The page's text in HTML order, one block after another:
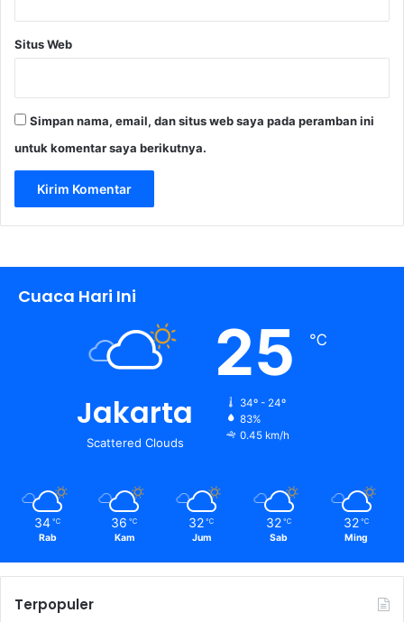
Situs Web
Simpan nama, email, dan situs web saya pada peramban ini
untuk komentar saya berikutnya.
Cuaca Hari Ini
Jakarta
Scattered Clouds
25 ℃
34º - 24º
83%
0.45 km/h
34 ℃
Rab
36 ℃
Kam
32 ℃
Jum
32 ℃
Sab
32 ℃
Ming
Terpopuler